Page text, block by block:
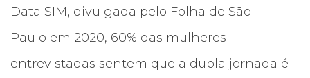
Data SIM, divulgada pelo Folha de São
Paulo em 2020, 60% das mulheres
entrevistadas sentem que a dupla jornada é